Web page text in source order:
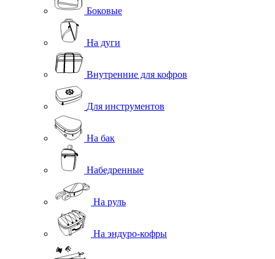
Боковые
На дуги
Внутренние для кофров
Для инструментов
На бак
Набедренные
На руль
На эндуро-кофры